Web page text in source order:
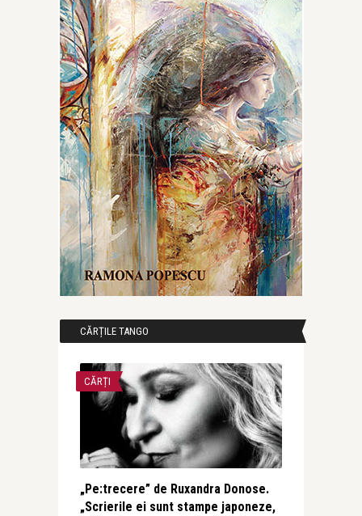
CĂRȚILE TANGO
CĂRȚI
„Pe:trecere” de Ruxandra Donose.
„Scrierile ei sunt stampe japoneze,